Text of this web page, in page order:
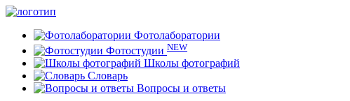
Фотолаборатории
Фотостудии NEW
Школы фотографий
Словарь
Вопросы и ответы